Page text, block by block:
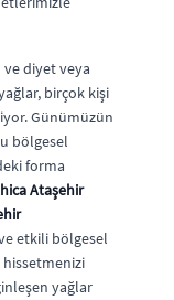
diyet veya
birçok kişi
Günümüzün
bölgesel
forma
Ataşehir
etkili bölgesel
yağlar